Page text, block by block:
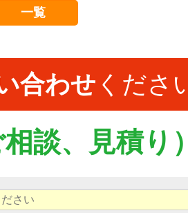
一覧
合わせ くださ
談、見積り